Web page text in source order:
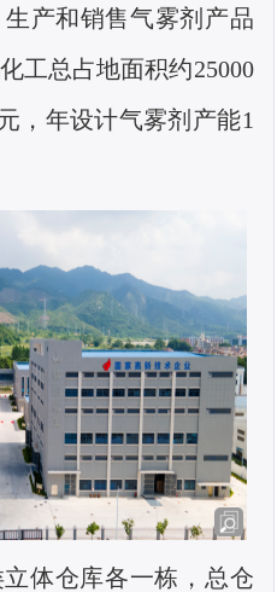
产和销售气雾剂产品
工总占地面积约25000
，年设计气雾剂产能1
体仓库各一栋，总仓